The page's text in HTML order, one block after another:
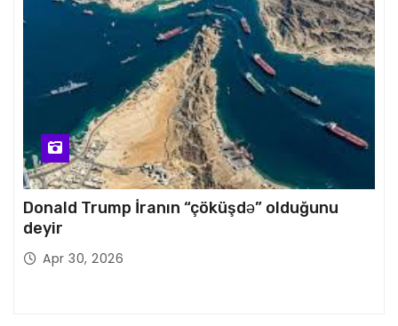
Donald Trump İranın “çöküşdə” olduğunu
deyir
Apr 30, 2026